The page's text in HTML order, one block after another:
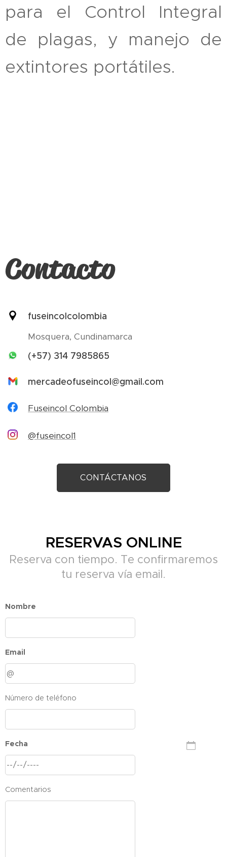
para el Control Integral
de plagas, y manejo de
extintores portátiles.
Contacto
fuseincolcolombia
Mosquera, Cundinamarca
(+57) 314 7985865
mercadeofuseincol@gmail.com
Fuseincol Colombia
@fuseincol1
CONTÁCTANOS
RESERVAS ONLINE
Reserva con tiempo. Te confirmaremos
tu reserva vía email.
Nombre
Email
Número de teléfono
Fecha
Comentarios